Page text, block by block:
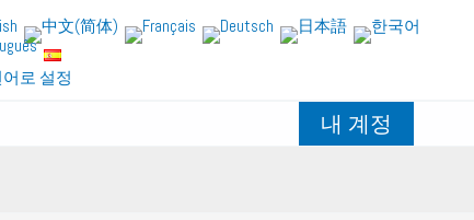
로 설정
내 계정